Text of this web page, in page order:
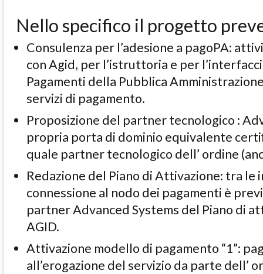
Nello specifico il progetto
Consulenza per l’adesione a pagoPA:
con Agid, per l’istruttoria e per
Pagamenti della Pubblica
servizi di pagamento.
Proposizione del partner tecnologico :
propria porta di dominio equivalente
quale partner tecnologico dell’ ordine
Redazione del Piano di Attivazione: tra
connessione al nodo dei pagamenti è
partner Advanced Systems del Piano di
AGID.
Attivazione modello di pagamento “1”:
all’erogazione del servizio da parte dell’